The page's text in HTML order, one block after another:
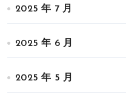
2025 年 7 月
2025 年 6 月
2025 年 5 月